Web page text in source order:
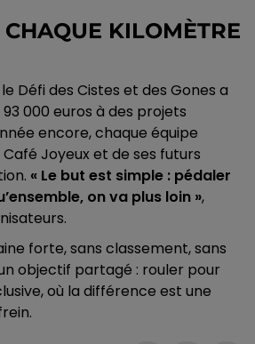
KILOMÈTRE
Défi des Cistes et des Gones a
000 euros à des projets
encore, chaque équipe
Joyeux et de ses futurs
« Le but est simple : pédaler
on va plus loin »,
forte, sans classement, sans
objectif partagé : rouler pour
où la différence est une